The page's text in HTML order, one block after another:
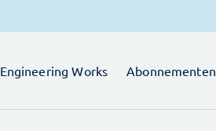
Engineering Works Abonnementen